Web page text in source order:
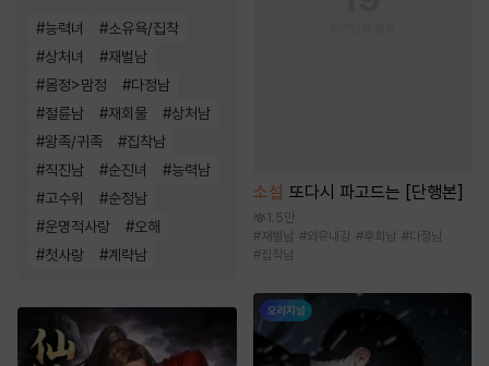
#능력녀 #소유욕/집착
#상처녀 #재벌남
#몸정>맘정 #다정남
#절륜남 #재회물 #상처남
#왕족/귀족 #집착남
#직진남 #순진녀 #능력남
#고수위 #순정남
#운명적사랑 #오해
#첫사랑 #계략남
소설 또다시 파고드는 [단행본]
1.5만
#재벌남 #외유내강 #후회남 #다정남
#집착남